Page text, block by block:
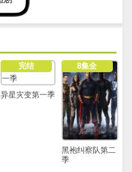
完结
异星灾变第一季
8集全
黑袍纠察队第二
季